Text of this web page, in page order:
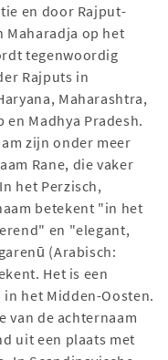
en door Rajput-
Maharadja op het
tegenwoordig
Rajputs in
Maharashtra,
en Madhya Pradesh.
zijn onder meer
Rane, die vaker
het Perzisch,
betekent "in het
en "elegant,
(Arabisch:
het Midden-Oosten.
van de achternaam
uit een plaats met